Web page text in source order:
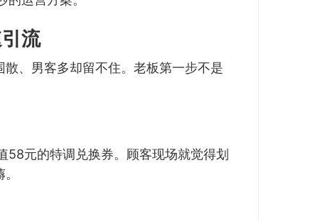
流
、男客多却留不住。老板第一步不是
58元的特调兑换券。顾客现场就觉得划